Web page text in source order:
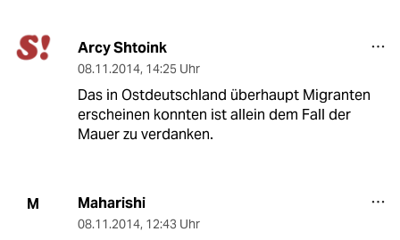
Arcy Shtoink
08.11.2014, 14:25 Uhr
Das in Ostdeutschland überhaupt Migranten
erscheinen konnten ist allein dem Fall der
Mauer zu verdanken.
M Maharishi
08.11.2014, 12:43 Uhr